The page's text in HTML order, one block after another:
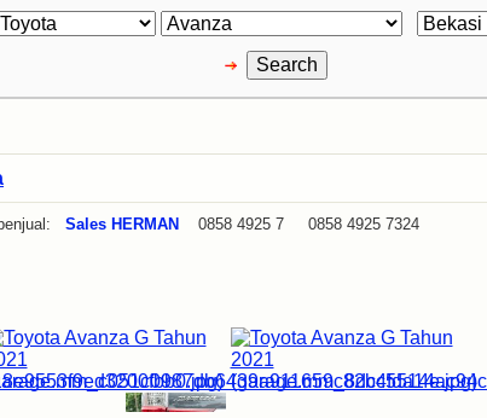
Sales HERMAN 0858 4925 7 0858 4925 7324